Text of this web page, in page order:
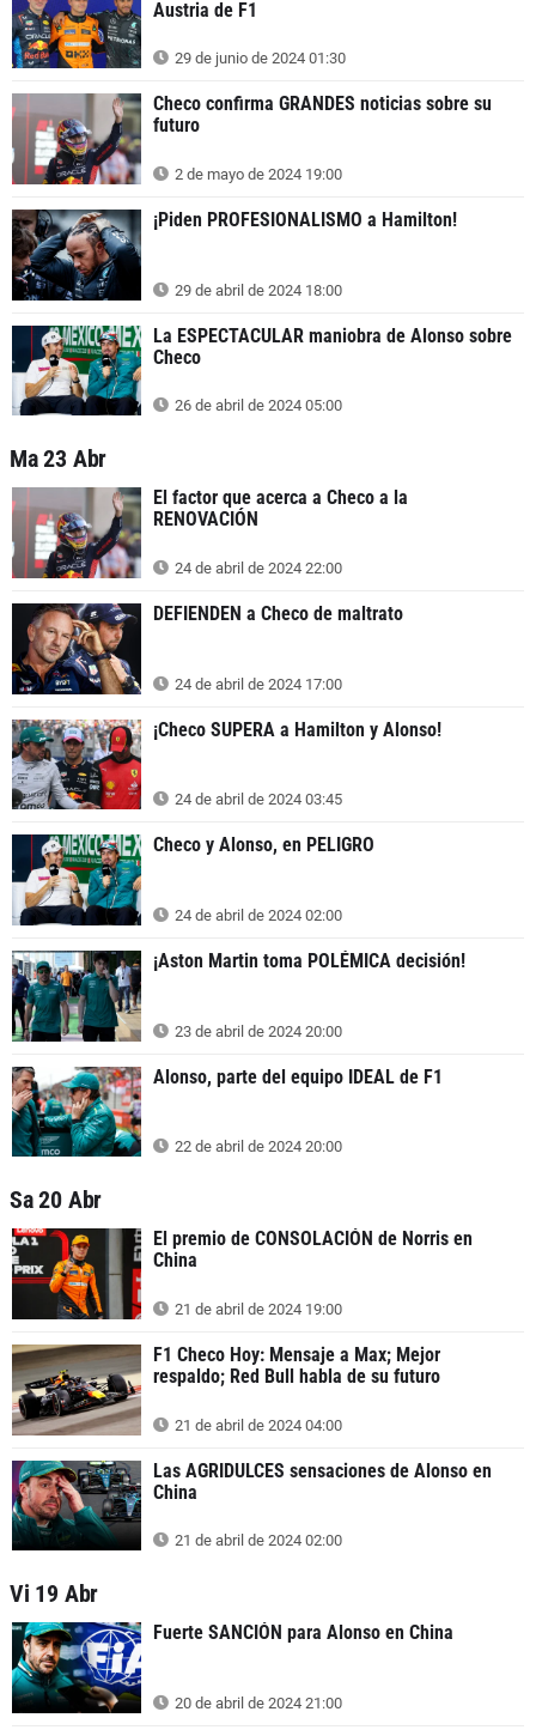
Austria de F1
29 de junio de 2024 01:30
Checo confirma GRANDES noticias sobre su
futuro
2 de mayo de 2024 19:00
¡Piden PROFESIONALISMO a Hamilton!
29 de abril de 2024 18:00
La ESPECTACULAR maniobra de Alonso sobre
Checo
26 de abril de 2024 05:00
Ma 23 Abr
El factor que acerca a Checo a la
RENOVACIÓN
24 de abril de 2024 22:00
DEFIENDEN a Checo de maltrato
24 de abril de 2024 17:00
¡Checo SUPERA a Hamilton y Alonso!
24 de abril de 2024 03:45
Checo y Alonso, en PELIGRO
24 de abril de 2024 02:00
¡Aston Martin toma POLÉMICA decisión!
23 de abril de 2024 20:00
Alonso, parte del equipo IDEAL de F1
22 de abril de 2024 20:00
Sa 20 Abr
El premio de CONSOLACIÓN de Norris en
China
21 de abril de 2024 19:00
F1 Checo Hoy: Mensaje a Max; Mejor
respaldo; Red Bull habla de su futuro
21 de abril de 2024 04:00
Las AGRIDULCES sensaciones de Alonso en
China
21 de abril de 2024 02:00
Vi 19 Abr
Fuerte SANCIÓN para Alonso en China
20 de abril de 2024 21:00